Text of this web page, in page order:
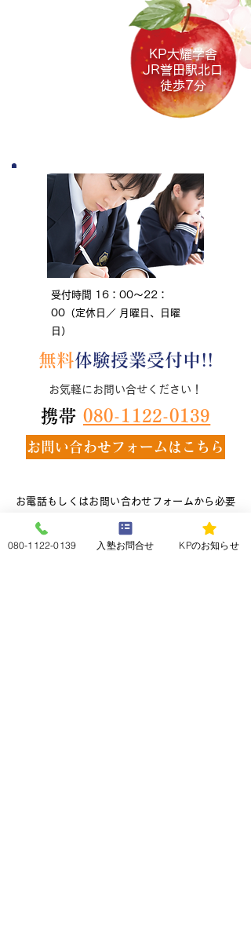
公立高校入試マラソンの
KP大耀学舎
JR誉田駅北口
徒歩7分
受付時間 16：00～22：
00（定休日／ 月曜日、日曜
日）
無料体験授業受付中!!
お気軽にお問い合せください！
携帯 080-1122-0139
お問い合わせフォームはこちら
お電話もしくはお問い合わせフォームから必要
行ってください。
担当者からメールもしくは電話でご連絡をいた
080-1122-0139 入塾お問合せ KPのお知らせ